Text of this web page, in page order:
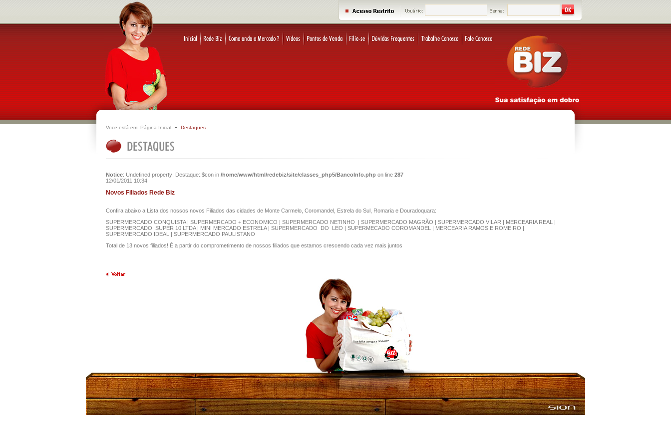
Voce está em: Página Inicial Destaques
Notice: Undefined property: Destaque::$con in /home/www/html/redebiz/site/classes_php5/BancoInfo.php on line 287
12/01/2011 10:34
Novos Filiados Rede Biz
Confira abaixo a Lista dos nossos novos Filiados das cidades de Monte Carmelo, Coromandel, Estrela do Sul, Romaria e Douradoquara:
SUPERMERCADO CONQUISTA | SUPERMERCADO + ECONOMICO | SUPERMERCADO NETINHO | SUPERMERCADO MAGRÃO | SUPERMERCADO VILAR | MERCEARIA REAL |
SUPERMERCADO SUPER 10 LTDA | MINI MERCADO ESTRELA | SUPERMERCADO DO LEO | SUPERMECADO COROMANDEL | MERCEARIA RAMOS E ROMEIRO |
SUPERMERCADO IDEAL | SUPERMERCADO PAULISTANO
Total de 13 novos filiados! É a partir do comprometimento de nossos filiados que estamos crescendo cada vez mais juntos